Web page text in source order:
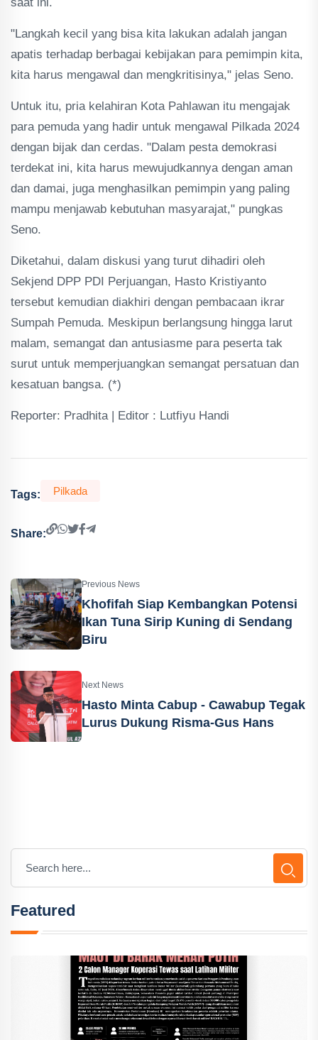
"Langkah kecil yang bisa kita lakukan adalah jangan
apatis terhadap berbagai kebijakan para pemimpin kita,
kita harus mengawal dan mengkritisinya," jelas Seno.
Untuk itu, pria kelahiran Kota Pahlawan itu mengajak
para pemuda yang hadir untuk mengawal Pilkada 2024
dengan bijak dan cerdas. "Dalam pesta demokrasi
terdekat ini, kita harus mewujudkannya dengan aman
dan damai, juga menghasilkan pemimpin yang paling
mampu menjawab kebutuhan masyarajat," pungkas
Seno.
Diketahui, dalam diskusi yang turut dihadiri oleh
Sekjend DPP PDI Perjuangan, Hasto Kristiyanto
tersebut kemudian diakhiri dengan pembacaan ikrar
Sumpah Pemuda. Meskipun berlangsung hingga larut
malam, semangat dan antusiasme para peserta tak
surut untuk memperjuangkan semangat persatuan dan
kesatuan bangsa. (*)
Reporter: Pradhita | Editor : Lutfiyu Handi
Tags: Pilkada
Share:
Previous News
Khofifah Siap Kembangkan Potensi
Ikan Tuna Sirip Kuning di Sendang
Biru
Next News
Hasto Minta Cabup - Cawabup Tegak
Lurus Dukung Risma-Gus Hans
Featured